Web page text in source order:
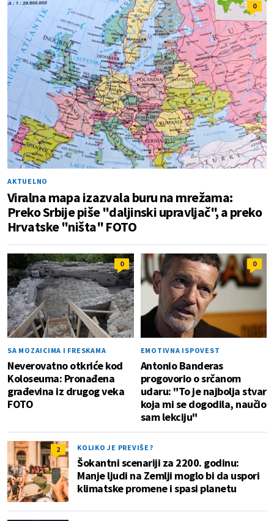
0
AKTUELNO
Viralna mapa izazvala buru na mrežama:
Preko Srbije piše "daljinski upravljač", a preko
Hrvatske "ništa" FOTO
0
SA MOZAICIMA I FRESKAMA
Neverovatno otkriće kod
Koloseuma: Pronađena
građevina iz drugog veka
FOTO
0
EMOTIVNA ISPOVEST
Antonio Banderas
progovorio o srčanom
udaru: "To je najbolja stvar
koja mi se dogodila, naučio
sam lekciju"
2 KOLIKO JE PREVIŠE?
Šokantni scenariji za 2200. godinu:
Manje ljudi na Zemlji moglo bi da uspori
klimatske promene i spasi planetu